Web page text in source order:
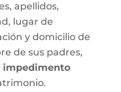
apellidos,
lugar de
y domicilio de
de sus padres,
impedimento